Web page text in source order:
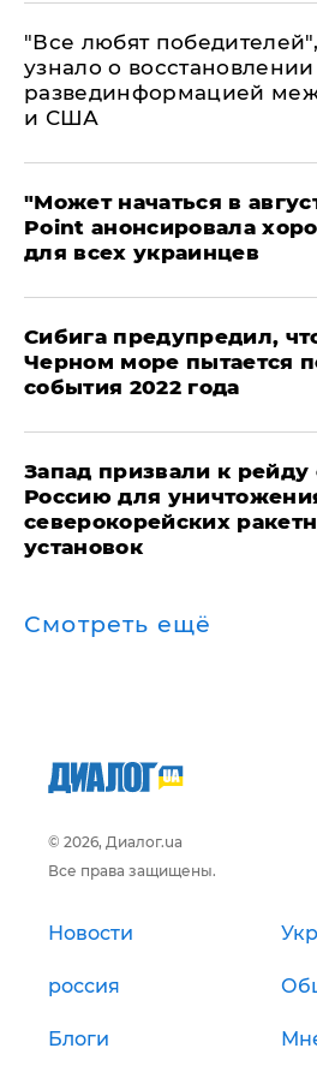
​"Все любят
узнало о
развединформацией
и США
"Может начаться в
Point анонсировала
для всех украинцев
Сибига предупредил,
Черном море пытается
события 2022 года
Запад призвали к рейду
Россию для
северокорейских
установок
Смотреть ещё
© 2026, Диалог.ua
Все права защищены.
Новости
россия
Блоги